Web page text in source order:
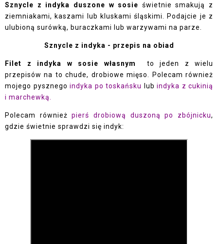
Sznycle z indyka duszone w sosie świetnie smakują z
ziemniakami, kaszami lub kluskami śląskimi. Podajcie je z
ulubioną surówką, buraczkami lub warzywami na parze.
Sznycle z indyka - przepis na obiad
Filet z indyka w sosie własnym
to jeden z wielu
przepisów na to chude, drobiowe mięso. Polecam również
mojego pysznego indyka po toskańsku lub indyka z cukinią
i marchewką.
Polecam równieżpierś drobiową duszoną po zbójnicku,
gdzie świetnie sprawdzi się indyk: